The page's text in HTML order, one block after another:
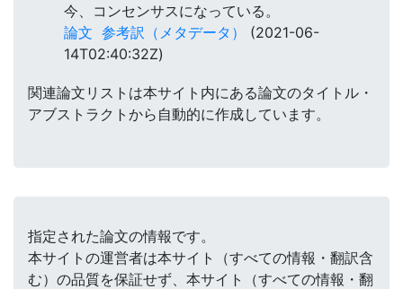
今、コンセンサスになっている。
論文 参考訳（メタデータ）
(2021-06-
14T02:40:32Z)
関連論文リストは本サイト内にある論文のタイトル・
アブストラクトから自動的に作成しています。
指定された論文の情報です。
本サイトの運営者は本サイト（すべての情報・翻訳含
む）の品質を保証せず、本サイト（すべての情報・翻